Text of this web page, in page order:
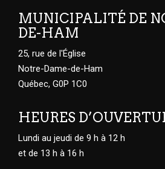
MUNICIPALITÉ DE
DE-HAM
25, rue de l'Église
Notre-Dame-de-Ham
Québec, G0P 1C0
HEURES
Lundi au jeudi de 9 h à 12 h
et de 13 h à 16 h